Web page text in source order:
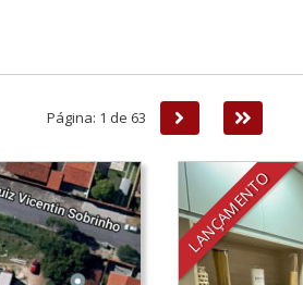
Página: 1 de 63 PróximaÚltima
LANÇAMENTO